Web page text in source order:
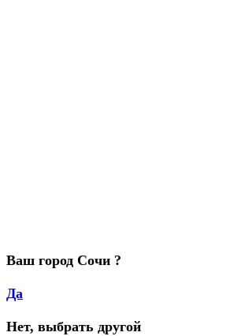
Ваш город Сочи ?
Да
Нет, выбрать другой